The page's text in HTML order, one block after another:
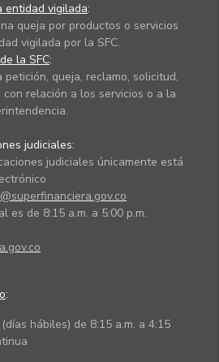
entidad vigilada:
queja por productos o servicios
vigilada por la SFC.
la SFC:
queja, reclamo, solicitud,
relación a los servicios o a la
judiciales:
judiciales únicamente está
es de 8:15 a.m. a 5:00 p.m.
:
hábiles) de 8:15 a.m. a 4:15